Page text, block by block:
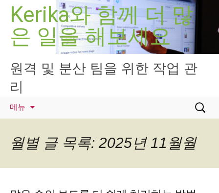
Kerika와 함께 더 많
은 일을 해보세요
원격 및 분산 팀을 위한 작업 관
리
메뉴
검
색:
월별 글 목록: 2025년 11월월